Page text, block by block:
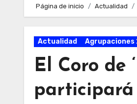
Página de inicio Actualidad
Actualidad Agrupaciones
El Coro de
participará